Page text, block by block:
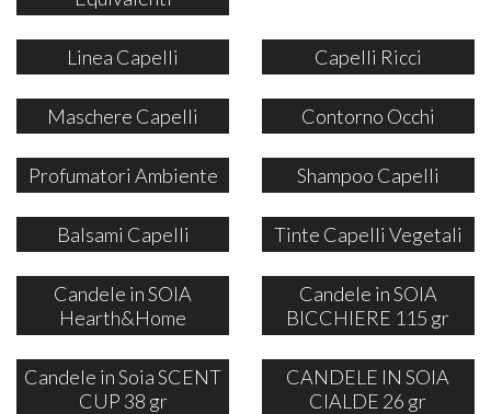
Linea Capelli Capelli Ricci
Maschere Capelli Contorno Occhi
Profumatori Ambiente Shampoo Capelli
Balsami Capelli Tinte Capelli Vegetali
Candele in SOIA
Hearth&Home
Candele in SOIA
BICCHIERE 115 gr
Candele in Soia SCENT
CUP 38 gr
CANDELE IN SOIA
CIALDE 26 gr